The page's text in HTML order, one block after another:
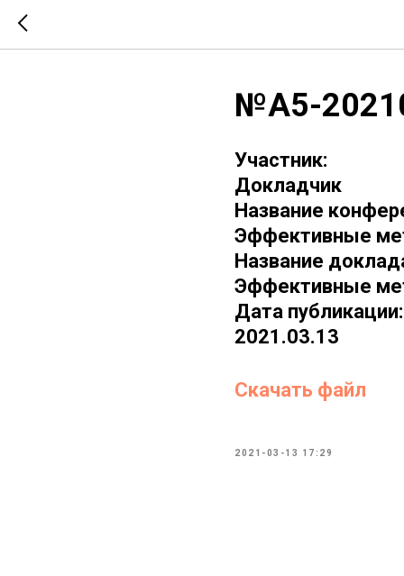
№А5-
Участник:
Докладчик
Название
Эффективные
Название
Эффективные
Дата публикации:
2021.03.13
Скачать файл
2021-03-13 17:29